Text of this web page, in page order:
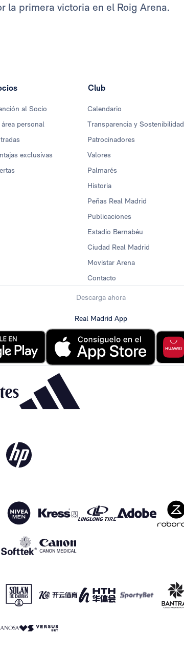
la primera victoria en el Roig Arena.
al Socio
área personal
exclusivas
Club
Calendario
Transparencia y Sostenibilidad
Patrocinadores
Valores
Palmarés
Historia
Peñas Real Madrid
Publicaciones
Estadio Bernabéu
Ciudad Real Madrid
Movistar Arena
Contacto
Descarga ahora
Real Madrid App